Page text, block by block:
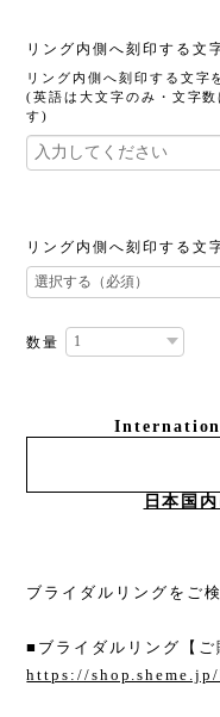
リング内側へ刻印する文
リング内側へ刻印する文字
(英語は大文字のみ・文字
す)
リング内側へ刻印する文
数量
日本国
ブライダルリングをご
■ブライダルリング【ご
https://